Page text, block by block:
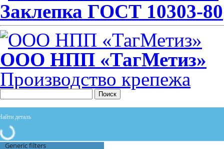
Заклепка ГОСТ 10303-80
ООО НПП «ТагМетиз»
Производство крепежа
Поиск
Generic filters